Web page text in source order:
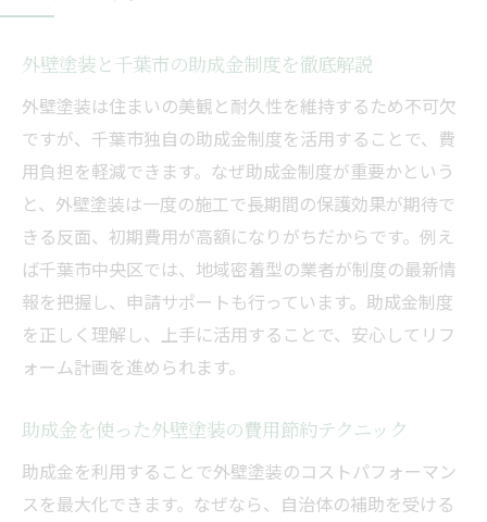
外壁塗装と千葉市の助成金制度を徹底解説
外壁塗装は住まいの美観と耐久性を維持するため不可欠
ですが、千葉市独自の助成金制度を活用することで、費
用負担を軽減できます。なぜ助成金制度が重要かという
と、外壁塗装は一度の施工で長期間の保護効果が期待で
きる反面、初期費用が高額になりがちだからです。例え
ば千葉市中央区では、地域密着型の業者が制度の最新情
報を把握し、申請サポートも行っています。助成金制度
を正しく理解し、上手に活用することで、安心してリフ
ォーム計画を進められます。
助成金を使った外壁塗装の費用節約テクニック
助成金を利用することで外壁塗装のコストパフォーマン
スを最大化できます。なぜなら、自治体の補助を受ける